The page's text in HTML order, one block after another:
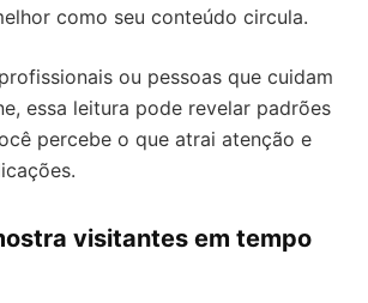
como seu conteúdo circula.
ou pessoas que cuidam
essa leitura pode revelar padrões
percebe o que atrai atenção e
visitantes em tempo